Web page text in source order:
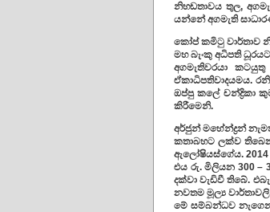
නිහඬතාවය තුල,
යන්නේ අගමැති
කෝප් කමිටු වාර්තාව
මහ බැංකු අධිපති
අගමැතිවරයා
ඒකාධිපතිවාදයමය.
ඔප්පු කලේ චන්ද්‍රිකා
කිරීමෙනි.
අර්ජුන් මහේන්ද්‍රන්
කතාබහට ලක්ව තිබෙන
ඇලෝෂියස්ගේය.
එය රු. මිලියන 300 –
දක්වා වැඩිවී තිබේ.
නවතම මූල්‍ය
මේ සම්බන්ධව නැගෙන